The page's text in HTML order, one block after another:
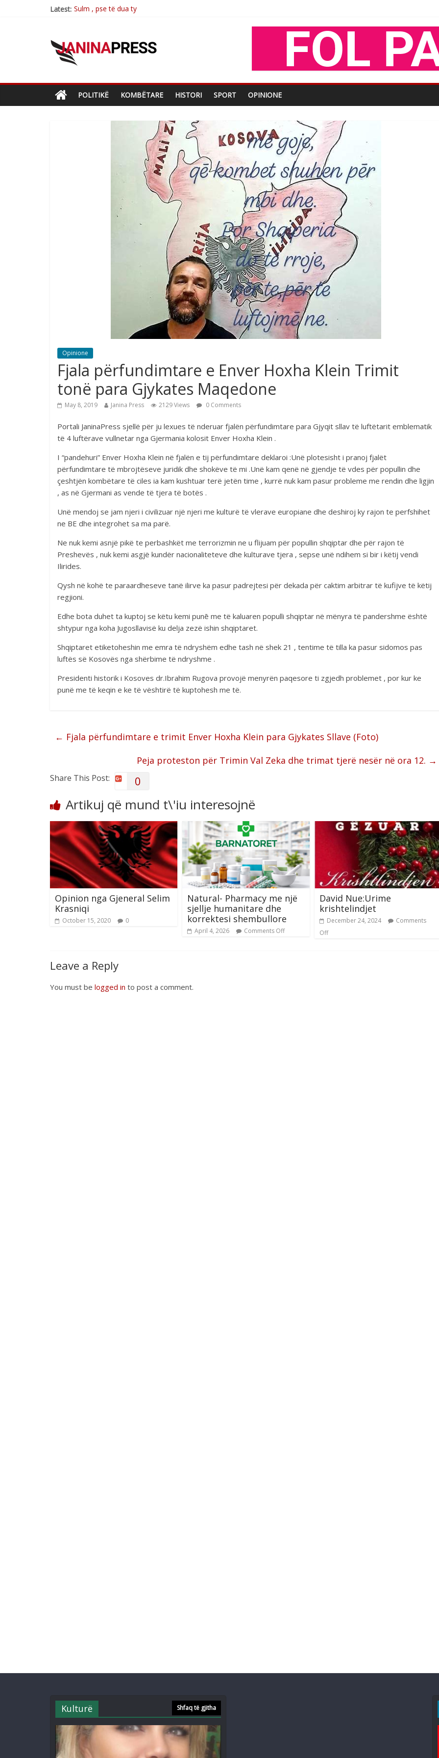
Latest: Postim me vlera nga artistja e mirëfilltë Mimoza Gjoni
Brahim Çekaj njē veprimtar i respektuar i çeshtjës kombëtare
POLITIKË KOMBËTARE HISTORI SPORT OPINIONE
Opinione
Fjala përfundimtare e Enver Hoxha Klein Trimit
tonë para Gjykates Maqedone
May 8, 2019 Janina Press 2129 Views 0 Comments
Portali JaninaPress sjellë për ju lexues të nderuar fjalën përfundimtare para Gjyqit sllav të luftëtarit emblematik
të 4 luftërave vullnetar nga Gjermania kolosit Enver Hoxha Klein .
I “pandehuri” Enver Hoxha Klein në fjalën e tij përfundimtare deklaroi :Unë plotesisht i pranoj fjalët
përfundimtare të mbrojtëseve juridik dhe shokëve të mi .Unë kam qenë në gjendje të vdes për popullin dhe
çeshtjën kombëtare të ciles ia kam kushtuar terë jetën time , kurrë nuk kam pasur probleme me rendin dhe ligjin
, as në Gjermani as vende të tjera të botës .
Unë mendoj se jam njeri i civilizuar një njeri me kulturë të vlerave europiane dhe deshiroj ky rajon te perfshihet
ne BE dhe integrohet sa ma parë.
Ne nuk kemi asnjë pikë te perbashkët me terrorizmin ne u flijuam për popullin shqiptar dhe për rajon të
Preshevës , nuk kemi asgjë kundër nacionaliteteve dhe kulturave tjera , sepse unë ndihem si bir i këtij vendi
Ilirides.
Qysh në kohë te paraardheseve tanë ilirve ka pasur padrejtesi për dekada për caktim arbitrar të kufijve të këtij
regjioni.
Edhe bota duhet ta kuptoj se këtu kemi punē me të kaluaren populli shqiptar në mënyra të pandershme është
shtypur nga koha Jugosllavisë ku delja zezë ishin shqiptaret.
Shqiptaret etiketoheshin me emra të ndryshëm edhe tash në shek 21 , tentime të tilla ka pasur sidomos pas
luftës së Kosovës nga shërbime të ndryshme .
Presidenti historik i Kosoves dr.Ibrahim Rugova provojë menyrën paqesore ti zgjedh problemet , por kur ke
punë me të keqin e ke të vështirë të kuptohesh me të.
← Fjala përfundimtare e trimit Enver Hoxha Klein para Gjykates Sllave (Foto)
Peja proteston për Trimin Val Zeka dhe trimat tjerë nesër në ora 12. →
Share This Post: 0
Artikuj që mund t\'iu interesojnë
Opinion nga Gjeneral Selim
Krasniqi
October 15, 2020 0
Natural- Pharmacy me një
sjellje humanitare dhe
korrektesi shembullore
April 4, 2026 Comments Off
David Nue:Urime
krishtelindjet
December 24, 2024
Comments
Off
Leave a Reply
You must be logged in to post a comment.
Kulturë Shfaq të gjitha